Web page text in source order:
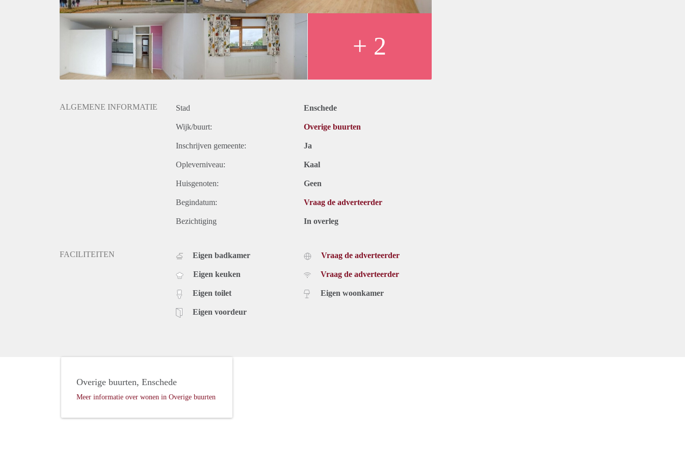
+ 2
ALGEMENE INFORMATIE Stad Enschede
Wijk/buurt: Overige buurten
Inschrijven gemeente: Ja
Opleverniveau: Kaal
Huisgenoten: Geen
Begindatum: Vraag de adverteerder
Bezichtiging In overleg
FACILITEITEN Eigen badkamer
Eigen keuken
Eigen toilet
Eigen voordeur
Vraag de adverteerder
Vraag de adverteerder
Eigen woonkamer
Overige buurten, Enschede
Meer informatie over wonen in Overige buurten